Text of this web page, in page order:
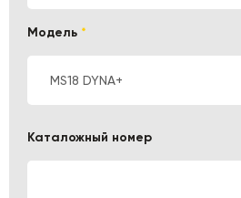
Модель *
MS18 DYNA+
Каталожный номер